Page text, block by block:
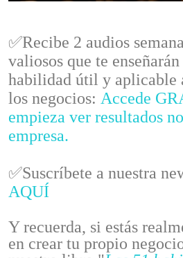
✅Recibe 2 audios
valiosos que te
habilidad útil y aplicable
los negocios: Accede
empieza ver resultados
empresa.
✅Suscríbete a nuestra
AQUÍ
Y recuerda, si estás
en crear tu propio